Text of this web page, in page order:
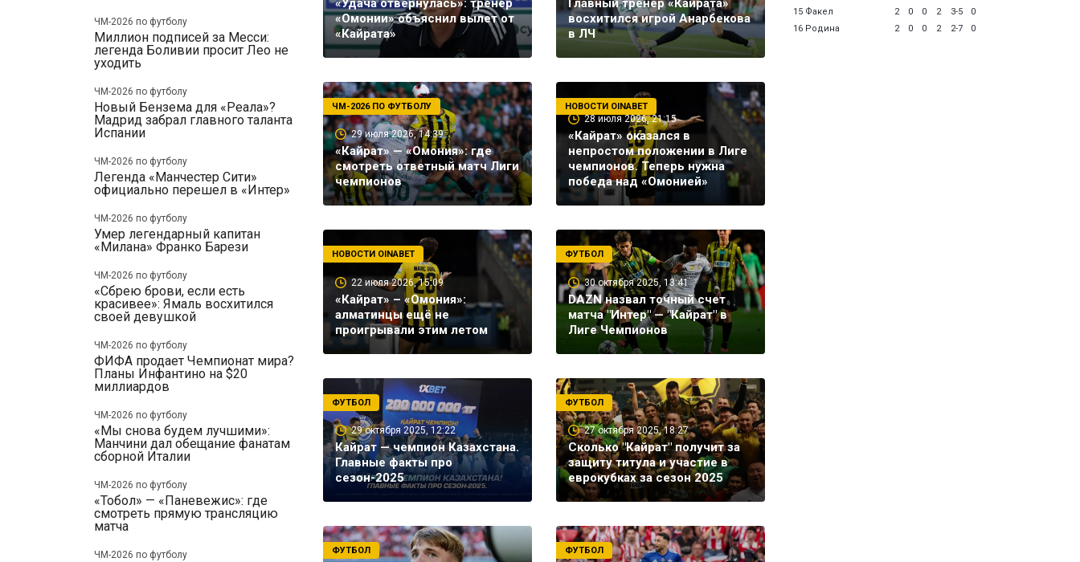
ЧМ-2026 по футболу
Миллион подписей за Месси:
легенда Боливии просит Лео не
уходить
ЧМ-2026 по футболу
Новый Бензема для «Реала»?
Мадрид забрал главного таланта
Испании
ЧМ-2026 по футболу
Легенда «Манчестер Сити»
официально перешел в «Интер»
ЧМ-2026 по футболу
Умер легендарный капитан
«Милана» Франко Барези
ЧМ-2026 по футболу
«Сбрею брови, если есть
красивее»: Ямаль восхитился
своей девушкой
ЧМ-2026 по футболу
ФИФА продает Чемпионат мира?
Планы Инфантино на $20
миллиардов
ЧМ-2026 по футболу
«Мы снова будем лучшими»:
Манчини дал обещание фанатам
сборной Италии
ЧМ-2026 по футболу
«Тобол» — «Паневежис»: где
смотреть прямую трансляцию
матча
ЧМ-2026 по футболу
«Удача отвернулась»: тренер
«Омонии» объяснил вылет от
«Кайрата»
Главный тренер «Кайрата»
восхитился игрой Анарбекова
в ЛЧ
29 июля 2026, 14:39
«Кайрат» — «Омония»: где
смотреть ответный матч Лиги
чемпионов
ЧМ-2026 ПО ФУТБОЛУ
28 июля 2026, 21:15
«Кайрат» оказался в
непростом положении в Лиге
чемпионов. Теперь нужна
победа над «Омонией»
НОВОСТИ OINABET
22 июля 2026, 15:09
«Кайрат» – «Омония»:
алматинцы ещё не
проигрывали этим летом
НОВОСТИ OINABET
30 октября 2025, 13:41
DAZN назвал точный счет
матча "Интер" — "Кайрат" в
Лиге Чемпионов
ФУТБОЛ
29 октября 2025, 12:22
Кайрат — чемпион Казахстана.
Главные факты про
сезон-2025
ФУТБОЛ
27 октября 2025, 18:27
Сколько "Кайрат" получит за
защиту титула и участие в
еврокубках за сезон 2025
ФУТБОЛ
ФУТБОЛ ФУТБОЛ
15 Факел
2 0 0 2 3-5
0
16 Родина
2 0 0 2 2-7 0